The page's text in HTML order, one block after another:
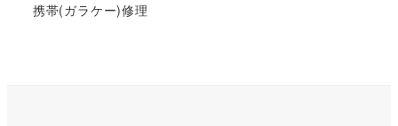
携帯(ガラケー)修理